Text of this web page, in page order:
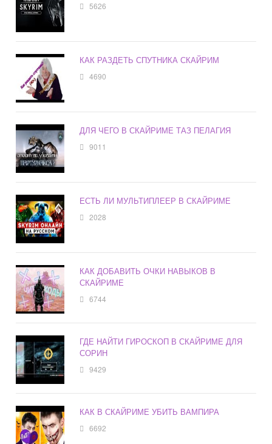
5626
КАК РАЗДЕТЬ СПУТНИКА СКАЙРИМ
4690
ДЛЯ ЧЕГО В СКАЙРИМЕ ТАЗ ПЕЛАГИЯ
9011
ЕСТЬ ЛИ МУЛЬТИПЛЕЕР В СКАЙРИМЕ
2028
КАК ДОБАВИТЬ ОЧКИ НАВЫКОВ В
СКАЙРИМЕ
6744
ГДЕ НАЙТИ ГИРОСКОП В СКАЙРИМЕ ДЛЯ
СОРИН
9429
КАК В СКАЙРИМЕ УБИТЬ ВАМПИРА
6692